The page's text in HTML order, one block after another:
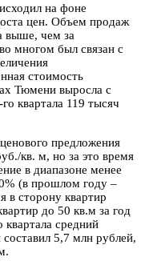
на фоне
цен. Объем продаж
выше, чем за
многом был связан с
стоимость
Тюмени выросла с
квартала 119 тысяч
предложения
кв. м, но за это время
в диапазоне менее
(в прошлом году –
в сторону квартир
до 50 кв.м за год
средний
5,7 млн рублей,